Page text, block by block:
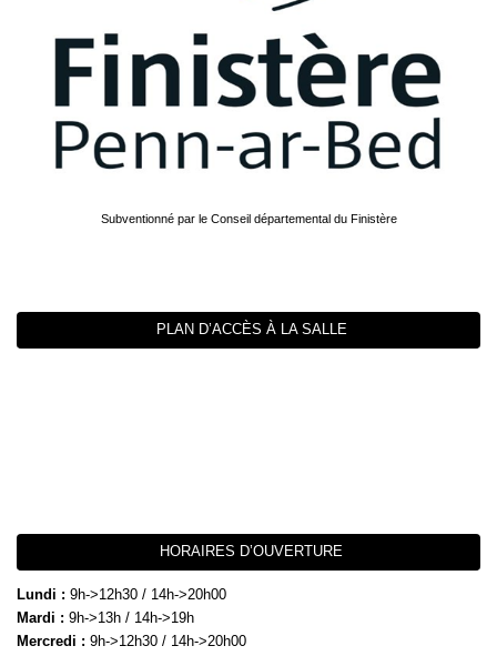
Subventionné par le Conseil départemental du Finistère
PLAN D’ACCÈS À LA SALLE
HORAIRES D’OUVERTURE
Lundi : 9h->12h30 / 14h->20h00
Mardi : 9h->13h / 14h->19h
Mercredi : 9h->12h30 / 14h->20h00